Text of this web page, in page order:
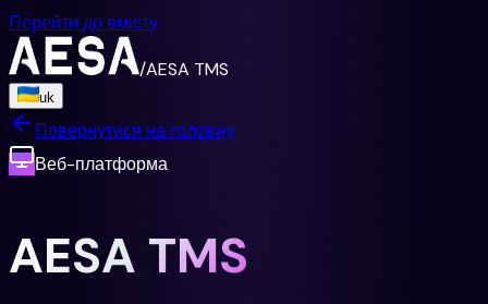
Перейти до вмісту
/AESA TMS
uk
Повернутися на головну
Веб-платформа
AESA TMS